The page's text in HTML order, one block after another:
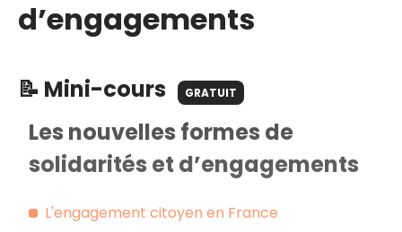
d’engagements
📝 Mini-cours GRATUIT
Les nouvelles formes de
solidarités et d’engagements
L'engagement citoyen en France